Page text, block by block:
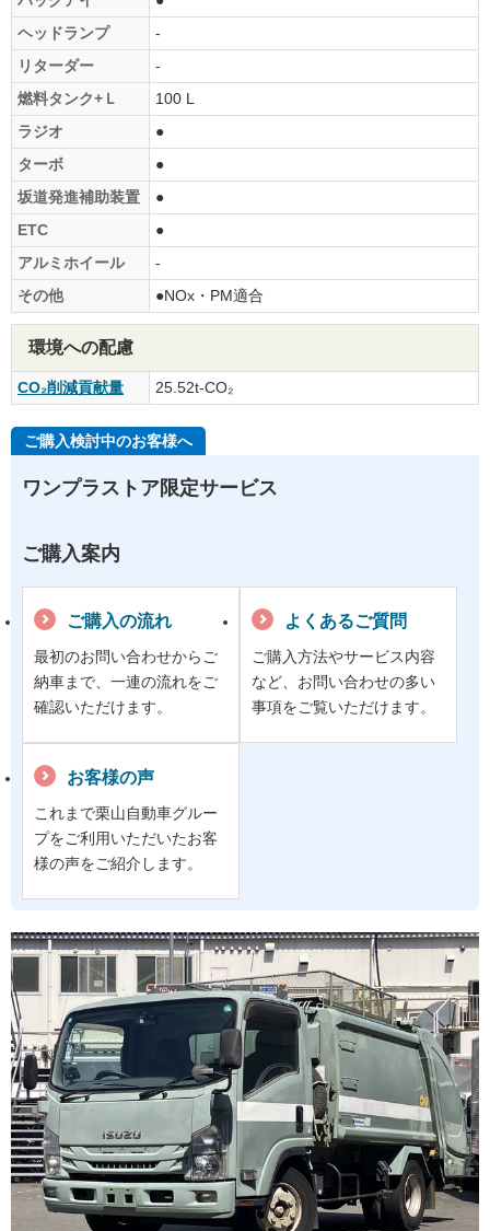
ヘッドランプ
-
リターダー
-
燃料タンク+Ｌ
100 L
ラジオ
●
ターボ
●
坂道発進補助装置
●
ETC
●
アルミホイール
-
その他
●NOx・PM適合
環境への配慮
CO₂削減貢献量 25.52t-CO₂
ご購入検討中のお客様へ
ワンプラストア限定サービス
ご購入案内
ご購入の流れ
最初のお問い合わせからご
納車まで、一連の流れをご
確認いただけます。
よくあるご質問
ご購入方法やサービス内容
など、お問い合わせの多い
事項をご覧いただけます。
お客様の声
これまで栗山自動車グルー
プをご利用いただいたお客
様の声をご紹介します。